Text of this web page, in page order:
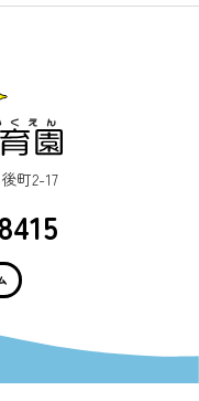
町2-17